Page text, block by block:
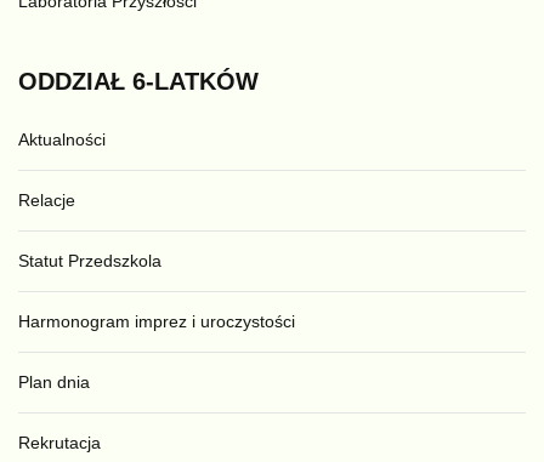
ODDZIAŁ 6-LATKÓW
Aktualności
Relacje
Statut Przedszkola
Harmonogram imprez i uroczystości
Plan dnia
Rekrutacja